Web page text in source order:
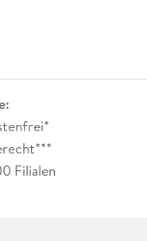
Filialen